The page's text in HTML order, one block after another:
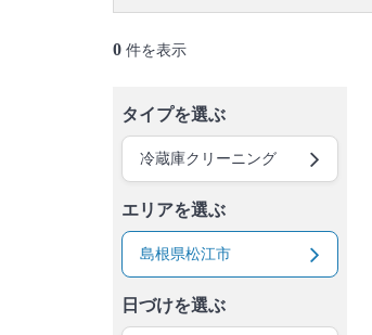
0 件を表示
タイプを選ぶ
冷蔵庫クリーニング
エリアを選ぶ
島根県松江市
日づけを選ぶ